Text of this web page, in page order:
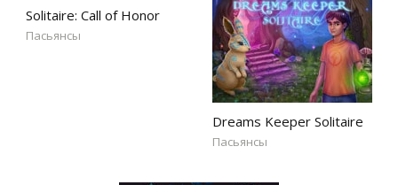
Solitaire: Call of Honor
Пасьянсы
Dreams Keeper Solitaire
Пасьянсы